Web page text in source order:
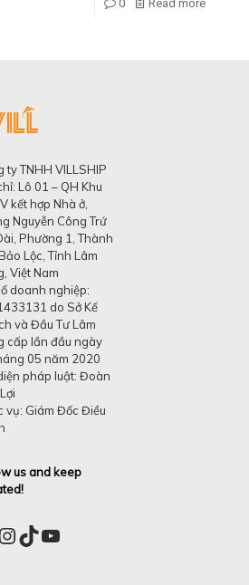
0 Read more
ty TNHH VILLSHIP
Lô 01 – QH Khu
kết hợp Nhà ở,
Nguyễn Công Trứ
Phường 1, Thành
Lộc, Tỉnh Lâm
Việt Nam
doanh nghiệp:
do Sở Kế
và Đầu Tư Lâm
cấp lần đầu ngày
05 năm 2020
pháp luật: Đoàn
vụ: Giám Đốc Điều
us and keep
Instagram
TikTok
YouTube